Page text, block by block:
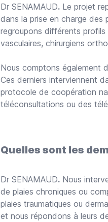
Dr SENAMAUD. Le projet
dans la prise en charge des
regroupons différents profils
vasculaires, chirurgiens
Nous comptons également
Ces derniers interviennent
protocole de coopération
téléconsultations ou des
Quelles sont les
Dr SENAMAUD. Nous
de plaies chroniques ou
plaies traumatiques ou
et nous répondons à leurs